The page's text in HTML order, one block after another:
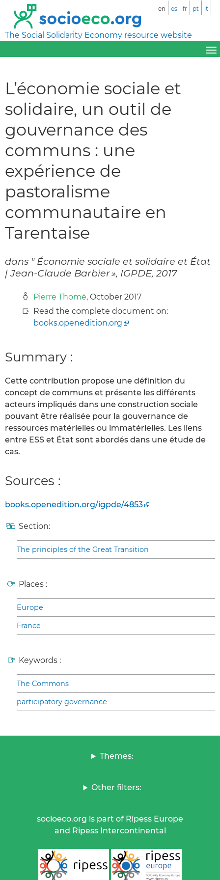
The Social Solidarity Economy resource website
en es fr pt it
L’économie sociale et
solidaire, un outil de
gouvernance des
communs : une
expérience de
pastoralisme
communautaire en
Tarentaise
dans " Économie sociale et solidaire et État
| Jean-Claude Barbier », IGPDE, 2017
Pierre Thomé, October 2017
Read the complete document on:
books.openedition.org
Summary :
Cette contribution propose une définition du
concept de communs et présente les différents
acteurs impliqués dans une construction sociale
pouvant être réalisée pour la gouvernance de
ressources matérielles ou immatérielles. Les liens
entre ESS et État sont abordés dans une étude de
cas.
Sources :
books.openedition.org/igpde/4853
Section:
The principles of the Great Transition
Places :
Europe
France
Keywords :
The Commons
participatory governance
Themes:
Other filters:
socioeco.org is part of Ripess Europe
and Ripess Intercontinental